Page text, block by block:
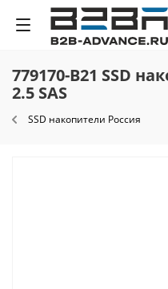
779170-B21 SSD
2.5 SAS
SSD накопители Россия